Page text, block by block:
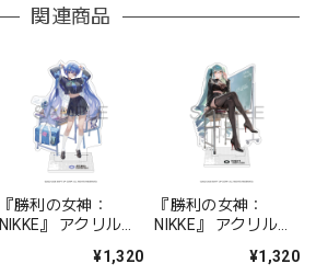
関連商品
『勝利の女神：
NIKKE』 アクリルス
ォーチュンメイト
¥1,320
『勝利の女神：
NIKKE』 アクリルス
シャープレッスン
¥1,320